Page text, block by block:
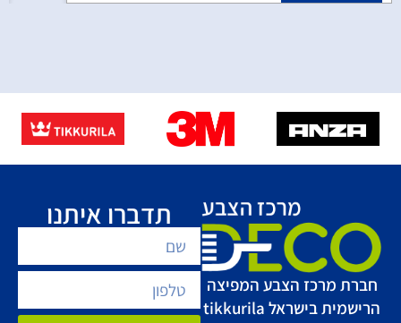
תדברו איתנו
חברת מרכז הצבע המפיצה
הרישמית בישראל tikkurila